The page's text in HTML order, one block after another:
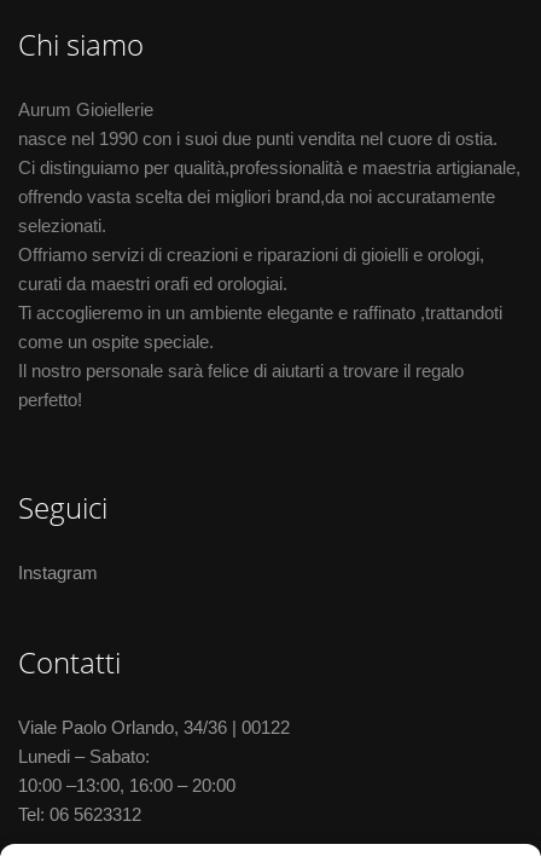
Chi siamo
Aurum Gioiellerie
nasce nel 1990 con i suoi due punti vendita nel cuore di ostia.
Ci distinguiamo per qualità,professionalità e maestria artigianale,
offrendo vasta scelta dei migliori brand,da noi accuratamente
selezionati.
Offriamo servizi di creazioni e riparazioni di gioielli e orologi,
curati da maestri orafi ed orologiai.
Ti accoglieremo in un ambiente elegante e raffinato ,trattandoti
come un ospite speciale.
Il nostro personale sarà felice di aiutarti a trovare il regalo
perfetto!
Seguici
Instagram
Contatti
Viale Paolo Orlando, 34/36 | 00122
Lunedi – Sabato:
10:00 –13:00, 16:00 – 20:00
Tel: 06 5623312